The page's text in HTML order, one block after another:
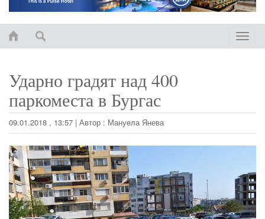
Toggle
Ударно градят над 400
паркоместа в Бургас
09.01.2018 , 13:57 | Автор : Мануела Янева